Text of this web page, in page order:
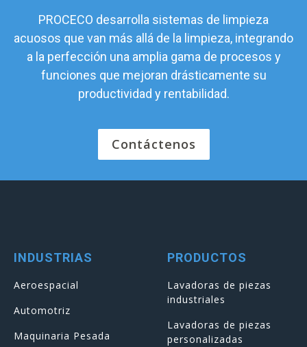
PROCECO desarrolla sistemas de limpieza
acuosos que van más allá de la limpieza, integrando
a la perfección una amplia gama de procesos y
funciones que mejoran drásticamente su
productividad y rentabilidad.
Contáctenos
INDUSTRIAS
Aeroespacial
Automotriz
Maquinaria Pesada
PRODUCTOS
Lavadoras de piezas
industriales
Lavadoras de piezas
personalizadas